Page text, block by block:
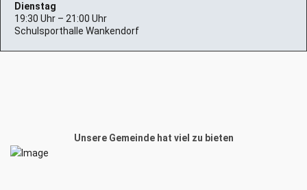
Dienstag
19:30 Uhr – 21:00 Uhr
Schulsporthalle Wankendorf
Unsere Gemeinde hat viel zu bieten